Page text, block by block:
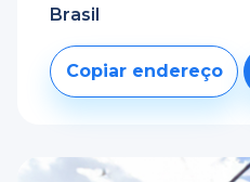
Brasil
Copiar endereço